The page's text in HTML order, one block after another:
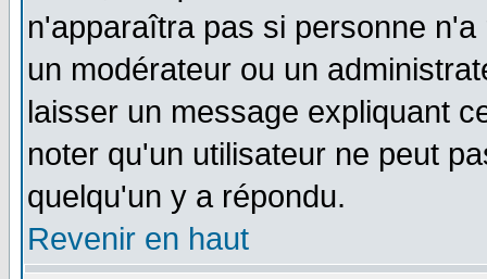
n'apparaîtra pas si personne
un modérateur ou un
laisser un message expliquant
noter qu'un utilisateur ne peut
quelqu'un y a répondu.
Revenir en haut